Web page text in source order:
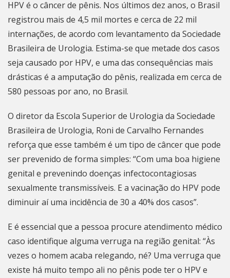
HPV é o câncer de pênis. Nos últimos dez anos, o Brasil
registrou mais de 4,5 mil mortes e cerca de 22 mil
internações, de acordo com levantamento da Sociedade
Brasileira de Urologia. Estima-se que metade dos casos
seja causado por HPV, e uma das consequências mais
drásticas é a amputação do pênis, realizada em cerca de
580 pessoas por ano, no Brasil.
O diretor da Escola Superior de Urologia da Sociedade
Brasileira de Urologia, Roni de Carvalho Fernandes
reforça que esse também é um tipo de câncer que pode
ser prevenido de forma simples: “Com uma boa higiene
genital e prevenindo doenças infectocontagiosas
sexualmente transmissíveis. E a vacinação do HPV pode
diminuir aí uma incidência de 30 a 40% dos casos”.
E é essencial que a pessoa procure atendimento médico
caso identifique alguma verruga na região genital: “Às
vezes o homem acaba relegando, né? Uma verruga que
existe há muito tempo ali no pênis pode ter o HPV e